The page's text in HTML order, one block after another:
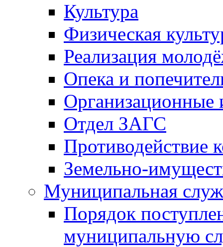
Культура
Физическая
Реализация
Опека и
Отдел ЗАГС
Противодействие
Земельно-
Муниципальная
Порядок
муниципальную